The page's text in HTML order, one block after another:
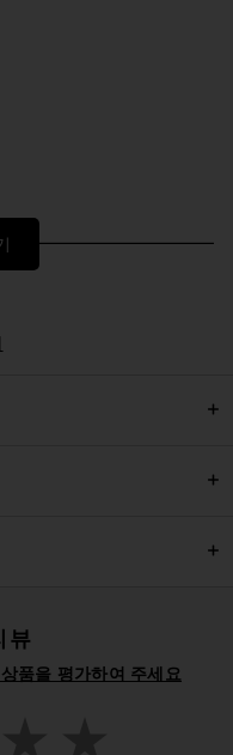
뷰
품을 평가하여 주세요